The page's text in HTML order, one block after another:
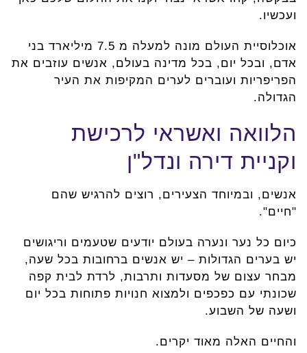
ועכשיו.
אוכלוסיית העולם מונה למעלה מ 7.5 מיליארד בני
אדם, ובכל יום, בכל מדינה בעולם, אנשים עוזבים את
הפריפריות ועוברים לערים המקיפות את העיר
הגדולה.
הלוואה ואשראי לרכישת
וקניית דירה ונדל"ן
אנשים, ובמיוחד הצעירים, רוצים להרגיש שהם
"חיים".
כיום כל נער ונערה בעולם יודעים שטעמים וריגושים
יש בערים הגדולות – יש אנשים ברחובות בכל שעה,
מבחר עצום של מסעדות ותרבות, לרדת לבית קפה
שכונתי עם כפכפים ולמצוא חנויות פתוחות בכל יום
ושעה של השבוע.
והחיים האלה מאוד יקרים.